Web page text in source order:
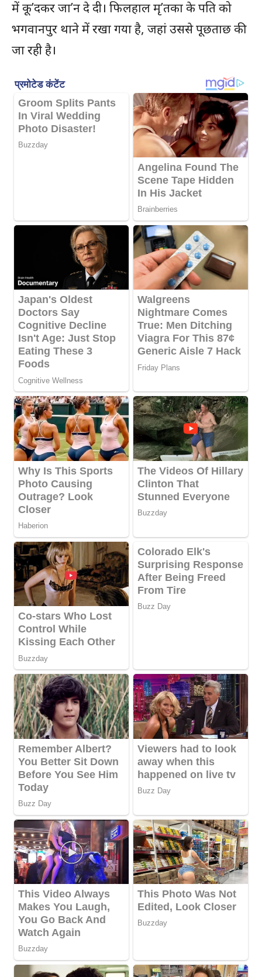
में कू’दकर जा’न दे दी। फिलहाल मृ’तका के पति को
भगवानपुर थाने में रखा गया है, जहां उससे पूछताछ की
जा रही है।